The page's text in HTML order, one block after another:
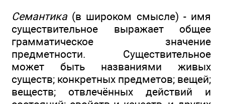
Семантика (в широком смысле) - имя
существительное выражает общее
грамматическое значение
предметности. Существительное
может быть названиями живых
существ; конкретных предметов; вещей;
веществ; отвлечённых действий и